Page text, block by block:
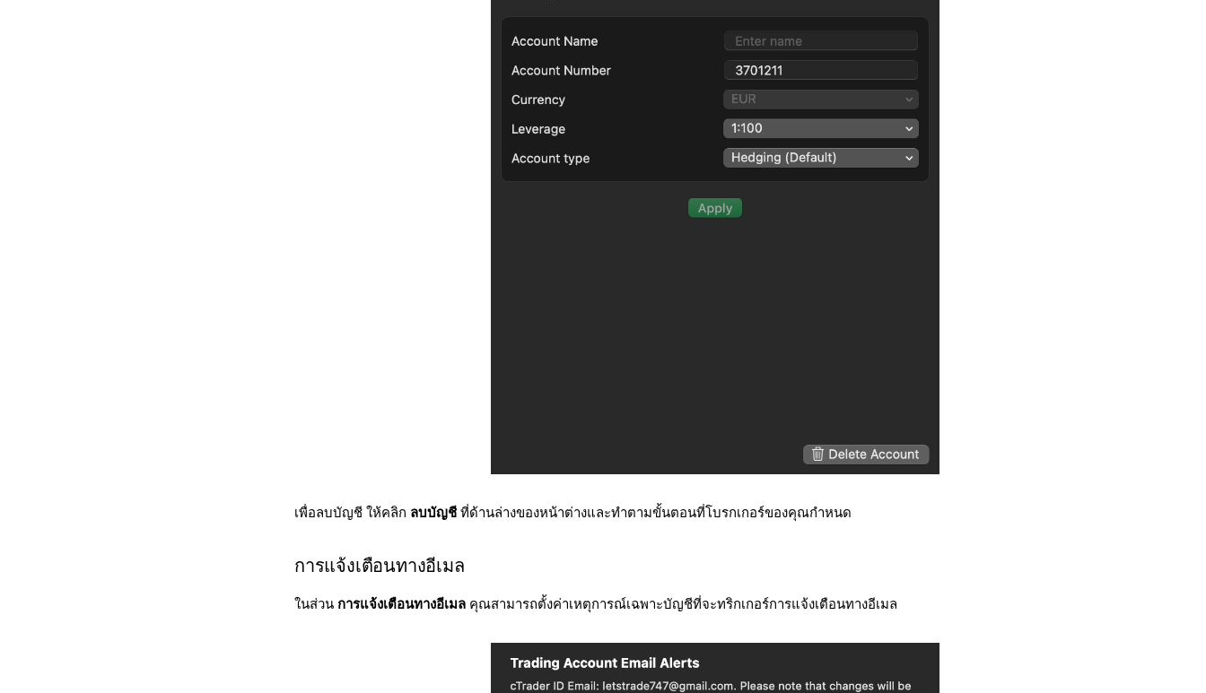
เพื่อลบบัญชี ให้คลิก ลบบัญชีที่ด้านล่างของหน้าต่างและทำตามขั้นตอนที่โบรกเกอร์ของคุณกำหนด
การแจ้งเตือนทางอีเมล
ในส่วน การแจ้งเตือนทางอีเมล คุณสามารถตั้งค่าเหตุการณ์เฉพาะบัญชีที่จะทริกเกอร์การแจ้งเตือนทางอีเมล